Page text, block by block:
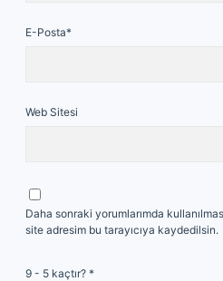
E-Posta*
Web Sitesi
Daha sonraki yorumlarımda
site adresim bu tarayıcıya kaydedilsin.
9 - 5 kaçtır? *